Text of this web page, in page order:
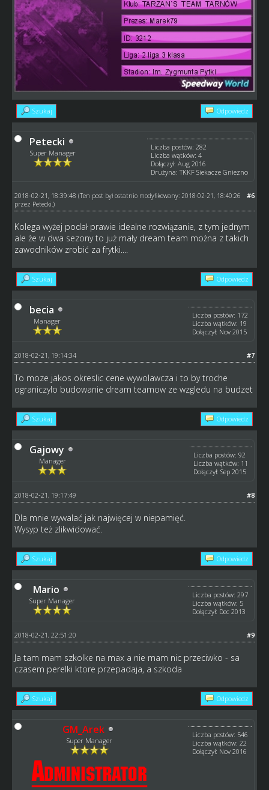
Szukaj Odpowiedz
Petecki
Super Manager
Liczba postów: 282
Liczba wątków: 4
Dołączył: Aug 2016
Drużyna: TKKF Siekacze Gniezno
#6
2018-02-21, 18:39:48 (Ten post był ostatnio modyfikowany: 2018-02-21, 18:40:26
przez Petecki .)
Kolega wyżej podał prawie idealne rozwiązanie, z tym jednym
ale że w dwa sezony to już mały dream team można z takich
zawodników zrobić za frytki....
Szukaj Odpowiedz
becia
Manager
Liczba postów: 172
Liczba wątków: 19
Dołączył: Nov 2015
#7
2018-02-21, 19:14:34
To moze jakos okreslic cene wywolawcza i to by troche
ograniczylo budowanie dream teamow ze wzgledu na budzet
Szukaj Odpowiedz
Gajowy
Manager
Liczba postów: 92
Liczba wątków: 11
Dołączył: Sep 2015
#8
2018-02-21, 19:17:49
Dla mnie wywalać jak najwięcej w niepamięć.
Wysyp też zlikwidować.
Szukaj Odpowiedz
Mario
Super Manager
Liczba postów: 297
Liczba wątków: 5
Dołączył: Dec 2013
#9
2018-02-21, 22:51:20
Ja tam mam szkolke na max a nie mam nic przeciwko - sa
czasem perelki ktore przepadaja, a szkoda
Szukaj Odpowiedz
GM_Arek
Super Manager
Liczba postów: 546
Liczba wątków: 22
Dołączył: Nov 2016